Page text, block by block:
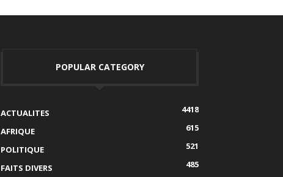
POPULAR CATEGORY
ACTUALITES
4418
AFRIQUE
615
POLITIQUE
521
FAITS DIVERS
485